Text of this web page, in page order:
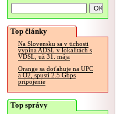
Top články
Na Slovensku sa v tichosti
vypína ADSL v lokalitách s
VDSL, už 31. mája
Orange sa doťahuje na UPC
a O2, spustí 2.5 Gbps
pripojenie
Top správy